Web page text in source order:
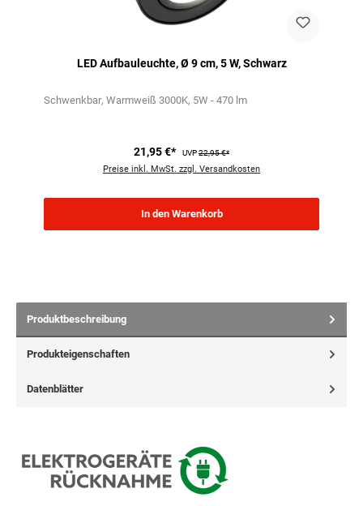
LED Aufbauleuchte, Ø 9 cm, 5 W, Schwarz
Schwenkbar Warmweiß 3000K 5W - 470 lm
21,95 €* UVP22,95 €*
Preise inkl. MwSt. zzgl. Versandkosten
In den Warenkorb
Produktbeschreibung
Produkteigenschaften
Datenblätter